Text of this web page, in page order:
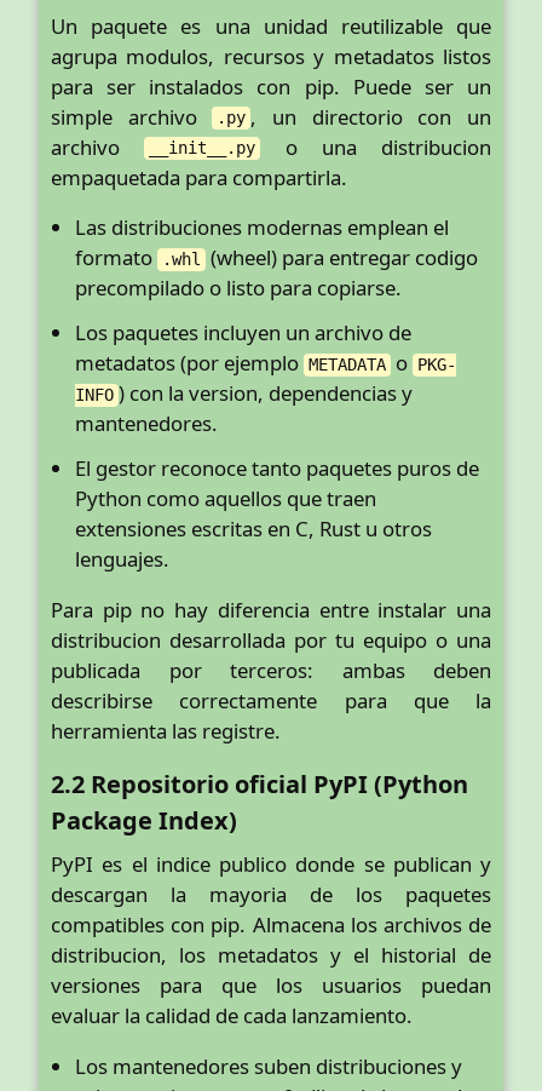
Un paquete es una unidad reutilizable que
agrupa modulos, recursos y metadatos listos
para ser instalados con pip. Puede ser un
simple archivo .py , un directorio con un
archivo
__init__.py
o una distribucion
empaquetada para compartirla.
Las distribuciones modernas emplean el
formato
.whl (wheel) para entregar codigo
precompilado o listo para copiarse.
Los paquetes incluyen un archivo de
metadatos (por ejemplo METADATA o PKG-
INFO ) con la version, dependencias y
mantenedores.
El gestor reconoce tanto paquetes puros de
Python como aquellos que traen
extensiones escritas en C, Rust u otros
lenguajes.
Para pip no hay diferencia entre instalar una
distribucion desarrollada por tu equipo o una
publicada por terceros: ambas deben
describirse correctamente para que la
herramienta las registre.
2.2 Repositorio oficial PyPI (Python
Package Index)
PyPI es el indice publico donde se publican y
descargan la mayoria de los paquetes
compatibles con pip. Almacena los archivos de
distribucion, los metadatos y el historial de
versiones para que los usuarios puedan
evaluar la calidad de cada lanzamiento.
Los mantenedores suben distribuciones y